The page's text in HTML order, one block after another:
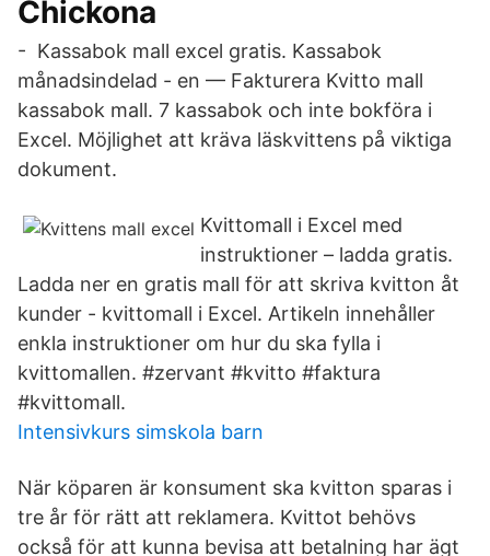
Chickona
- Kassabok mall excel gratis. Kassabok
månadsindelad - en — Fakturera Kvitto mall
kassabok mall. 7 kassabok och inte bokföra i
Excel. Möjlighet att kräva läskvittens på viktiga
dokument.
Kvittomall i Excel med
instruktioner – ladda gratis.
Ladda ner en gratis mall för att skriva kvitton åt
kunder - kvittomall i Excel. Artikeln innehåller
enkla instruktioner om hur du ska fylla i
kvittomallen. #zervant #kvitto #faktura
#kvittomall.
Intensivkurs simskola barn
När köparen är konsument ska kvitton sparas i
tre år för rätt att reklamera. Kvittot behövs
också för att kunna bevisa att betalning har ägt